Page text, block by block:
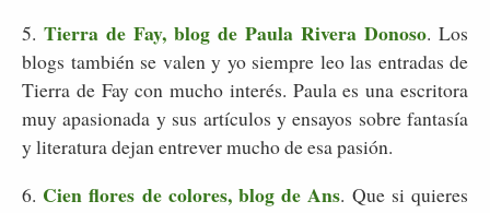
5. Tierra de Fay, blog de Paula Rivera Donoso. Los
blogs también se valen y yo siempre leo las entradas de
Tierra de Fay con mucho interés. Paula es una escritora
muy apasionada y sus artículos y ensayos sobre fantasía
y literatura dejan entrever mucho de esa pasión.
6. Cien flores de colores, blog de Ans. Que si quieres